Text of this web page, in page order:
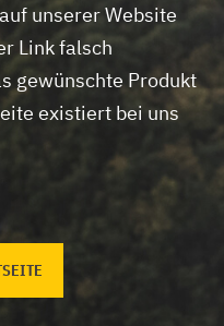
unserer Website
Link falsch
gewünschte Produkt
existiert bei uns